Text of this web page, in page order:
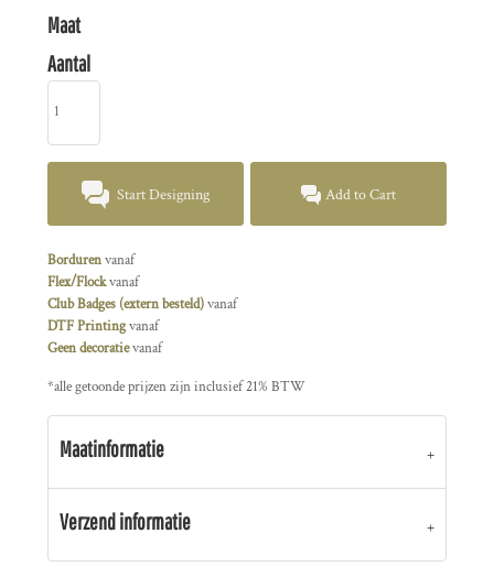
Maat
Aantal
Start Designing Add to Cart
Bordurenvanaf
Flex/Flockvanaf
Club Badges (extern besteld)vanaf
DTF Printingvanaf
Geen decoratievanaf
*alle getoonde prijzen zijn inclusief 21% BTW
Maatinformatie
Verzend informatie